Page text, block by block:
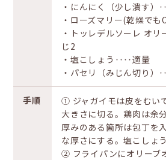
・にんにく（少し潰す
・ローズマリー(乾燥で
・トッレデルソーレ オ
じ2
・塩こしょう‥‥適量
・パセリ（みじん切り
手順
① ジャガイモは皮をむい
大きさに切る。鶏肉は余
厚みのある箇所は包丁を
な厚さにする。塩こしょ
② フライパンにオリーブ